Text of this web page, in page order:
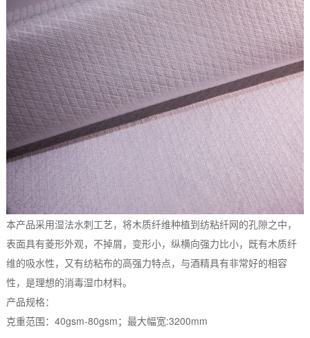
本产品采用湿法水刺工艺，将木质纤维种植到纺粘纤网的孔隙之中，
表面具有菱形外观，不掉屑，变形小，纵横向强力比小，既有木质纤
维的吸水性，又有纺粘布的高强力特点，与酒精具有非常好的相容
性，是理想的消毒湿巾材料。
产品规格：
克重范围：40gsm-80gsm；最大幅宽:3200mm